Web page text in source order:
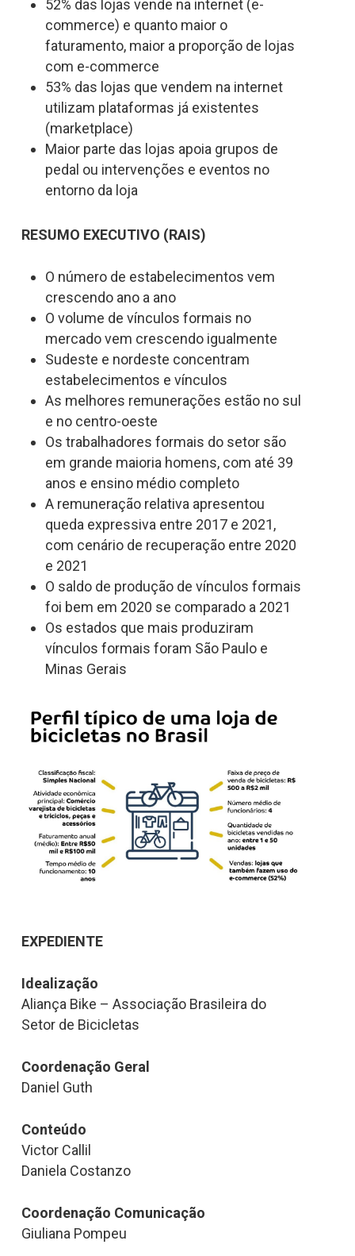
52% das lojas vende na internet (e-
commerce) e quanto maior o
faturamento, maior a proporção de lojas
com e-commerce
53% das lojas que vendem na internet
utilizam plataformas já existentes
(marketplace)
Maior parte das lojas apoia grupos de
pedal ou intervenções e eventos no
entorno da loja
RESUMO EXECUTIVO (RAIS)
O número de estabelecimentos vem
crescendo ano a ano
O volume de vínculos formais no
mercado vem crescendo igualmente
Sudeste e nordeste concentram
estabelecimentos e vínculos
As melhores remunerações estão no sul
e no centro-oeste
Os trabalhadores formais do setor são
em grande maioria homens, com até 39
anos e ensino médio completo
A remuneração relativa apresentou
queda expressiva entre 2017 e 2021,
com cenário de recuperação entre 2020
e 2021
O saldo de produção de vínculos formais
foi bem em 2020 se comparado a 2021
Os estados que mais produziram
vínculos formais foram São Paulo e
Minas Gerais
EXPEDIENTE
Idealização
Aliança Bike – Associação Brasileira do
Setor de Bicicletas
Coordenação Geral
Daniel Guth
Conteúdo
Victor Callil
Daniela Costanzo
Coordenação Comunicação
Giuliana Pompeu